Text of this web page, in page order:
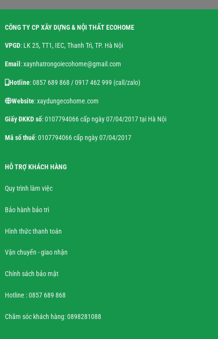
CÔNG TY CP XÂY DỰNG & NỘI THẤT ECOHOME
VPGD: LK 25, TT1, IEC, Thanh Trì, TP. Hà Nội
Email : xaynhatrongoiecohome@gmail.com
Hotline: 0857 689 868 / 0917 462 999 (call/zalo)
Website: xaydungecohome.com
Giấy ĐKKD số: 0107794066 cấp ngày 07/04/2017 tại Hà Nội
Mã số thuế: 0107794066 cấp ngày 07/04/2017
HỖ TRỢ KHÁCH HÀNG
Quy trình làm việc
Bảo hành bảo trì
Hình thức thanh toán
Vận chuyển - giao nhận
Chính sách bảo mật
Hotline : 0857 689 868
Chăm sóc khách hàng: 0898281088